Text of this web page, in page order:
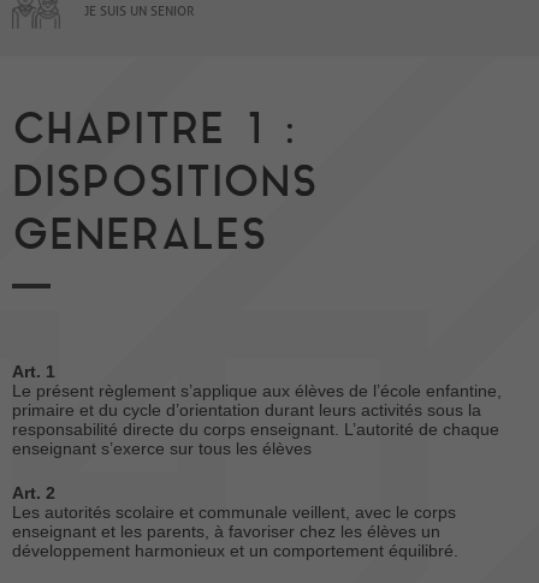
JE SUIS UN SENIOR
CHAPITRE 1 :
DISPOSITIONS
GENERALES
Art. 1
Le présent règlement s’applique aux élèves de l’école enfantine,
primaire et du cycle d’orientation durant leurs activités sous la
responsabilité directe du corps enseignant. L’autorité de chaque
enseignant s’exerce sur tous les élèves
Art. 2
Les autorités scolaire et communale veillent, avec le corps
enseignant et les parents, à favoriser chez les élèves un
développement harmonieux et un comportement équilibré.